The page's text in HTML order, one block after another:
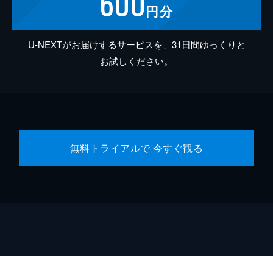
円分
U-NEXTがお届けするサービスを、31日間ゆっくりと
お試しください。
無料トライアルで 今すぐ観る